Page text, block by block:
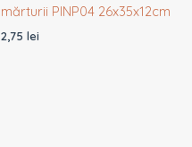
mărturii PINP04 26x35x12cm
2,75 lei